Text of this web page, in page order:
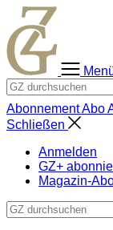
Zum
Inhalt
springen
AbonnementAbo
Schließen
Anmelden
GZ+
Magazin-